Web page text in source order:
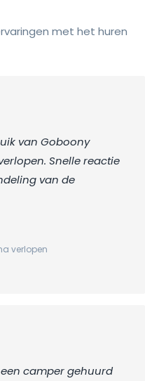
met het huren
van Goboony
Snelle reactie
van de
verlopen
een camper gehuurd